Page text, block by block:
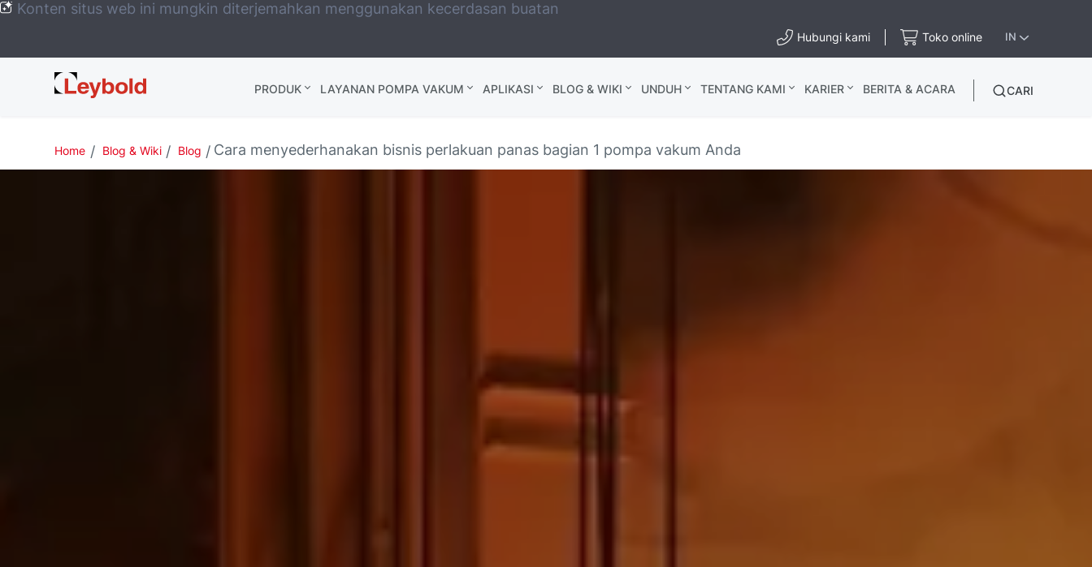
Konten situs web ini mungkin diterjemahkan menggunakan kecerdasan buatan
Hubungi kami Toko online IN
Leybold
Global
PRODUK LAYANAN POMPA VAKUM APLIKASI BLOG & WIKI UNDUH TENTANG KAMI KARIER BERITA & ACARA CARI
Home Blog & Wiki Blog Cara menyederhanakan bisnis perlakuan panas bagian 1 pompa vakum Anda